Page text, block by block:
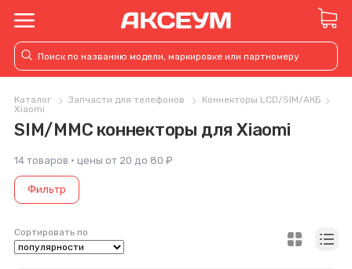
Каталог Запчасти для телефонов
Коннекторы LCD/SIM/АКБ
Xiaomi
SIM/MMC коннекторы для Xiaomi
14 товаров · цены от 20 до 80 ₽
Фильтр
Сортировать по